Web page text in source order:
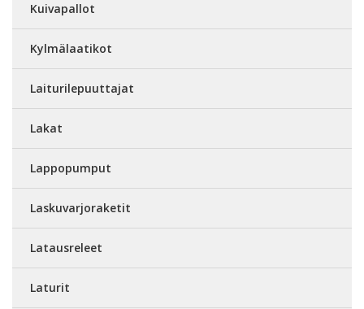
Kuivapallot
Kylmälaatikot
Laiturilepuuttajat
Lakat
Lappopumput
Laskuvarjoraketit
Latausreleet
Laturit